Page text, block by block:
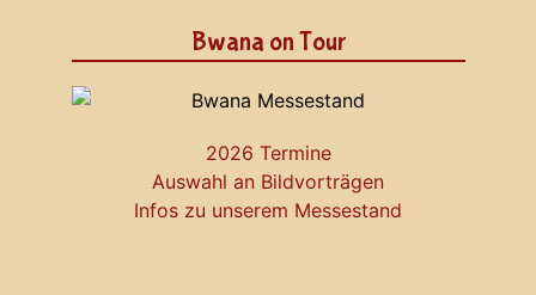
Bwana on Tour
2026 Termine
Auswahl an Bildvorträgen
Infos zu unserem Messestand